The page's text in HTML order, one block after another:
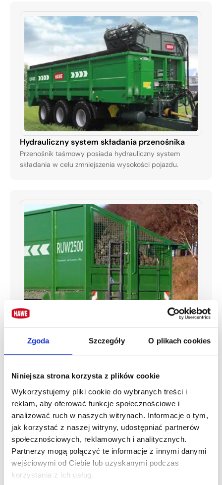
Zgoda Szczegóły O plikach cookies
Niniejsza strona korzysta z plików cookie
Wykorzystujemy pliki cookie do wybranych treści i
reklam, aby oferować funkcje społecznościowe i
analizować ruch w naszych witrynach. Informacje o tym,
jak korzystać z naszej witryny, udostępniać partnerów
społecznościowych, reklamowych i analitycznych.
Partnerzy mogą połączyć te informacje z innymi danymi
wejściowymi od Ciebie lub uzyskanymi podczas
korzystania z ich usług.
Hydrauliczny system składania przenośnika
Przenośnik taśmowy posiada hydrauliczny system
składania w celu zmniejszenia wysokości pojazdu.
Łatwe czyszczenie
Drabinka na tylnej ścianie zapewnia bezpieczny dostęp
do przyczepy w celu czyszczenia.